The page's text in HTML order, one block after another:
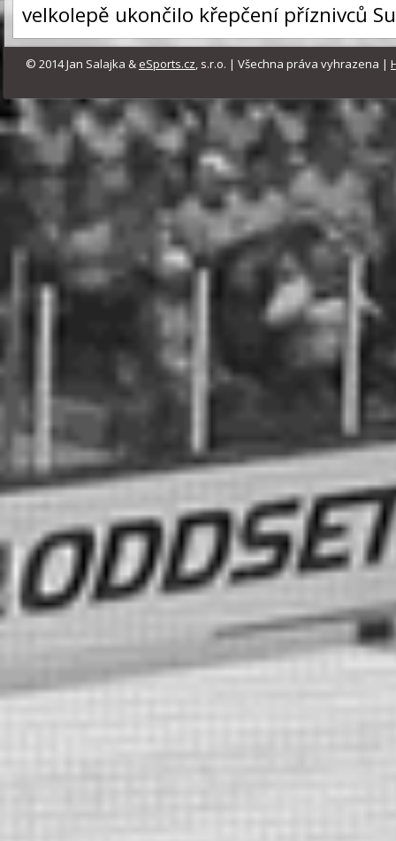
velkolepě ukončilo křepčení příznivců
© 2014 Jan Salajka & eSports.cz, s.r.o. | Všechna práva vyhrazena |